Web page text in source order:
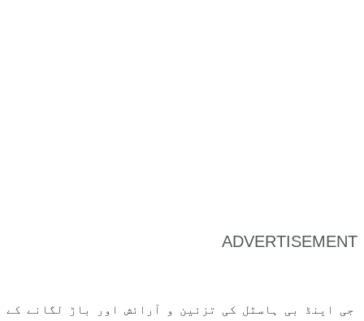
ADVERTISEMENT
جی اینڈ بی ہاسٹل کی تزئین و آرائش اور باڑ لگانے کے